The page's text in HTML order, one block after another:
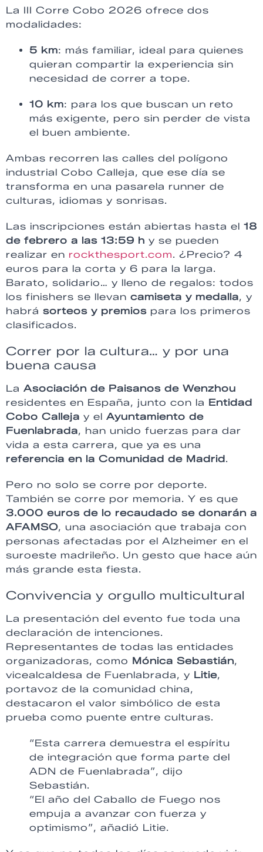
La III Corre Cobo 2026 ofrece dos
modalidades:
5 km: más familiar, ideal para quienes
quieran compartir la experiencia sin
necesidad de correr a tope.
10 km: para los que buscan un reto
más exigente, pero sin perder de vista
el buen ambiente.
Ambas recorren las calles del polígono
industrial Cobo Calleja, que ese día se
transforma en una pasarela runner de
culturas, idiomas y sonrisas.
Las inscripciones están abiertas hasta el 18
de febrero a las 13:59 h y se pueden
realizar en rockthesport.com. ¿Precio? 4
euros para la corta y 6 para la larga.
Barato, solidario… y lleno de regalos: todos
los finishers se llevan camiseta y medalla, y
habrá sorteos y premios para los primeros
clasificados.
Correr por la cultura… y por una
buena causa
La Asociación de Paisanos de Wenzhou
residentes en España, junto con la Entidad
Cobo Calleja y el Ayuntamiento de
Fuenlabrada, han unido fuerzas para dar
vida a esta carrera, que ya es una
referencia en la Comunidad de Madrid .
Pero no solo se corre por deporte.
También se corre por memoria. Y es que
3.000 euros de lo recaudado se donarán a
AFAMSO, una asociación que trabaja con
personas afectadas por el Alzheimer en el
suroeste madrileño. Un gesto que hace aún
más grande esta fiesta.
Convivencia y orgullo multicultural
La presentación del evento fue toda una
declaración de intenciones.
Representantes de todas las entidades
organizadoras, como Mónica Sebastián,
vicealcaldesa de Fuenlabrada, y Litie,
portavoz de la comunidad china,
destacaron el valor simbólico de esta
prueba como puente entre culturas.
“Esta carrera demuestra el espíritu
de integración que forma parte del
ADN de Fuenlabrada”, dijo
Sebastián.
“El año del Caballo de Fuego nos
empuja a avanzar con fuerza y
optimismo”, añadió Litie.